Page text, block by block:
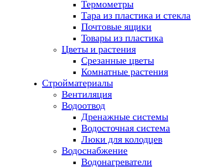
Термометры
Тара из пластика и стекла
Почтовые ящики
Товары из пластика
Цветы и растения
Срезанные цветы
Комнатные растения
Стройматериалы
Вентиляция
Водоотвод
Дренажные системы
Водосточная система
Люки для колодцев
Водоснабжение
Водонагреватели